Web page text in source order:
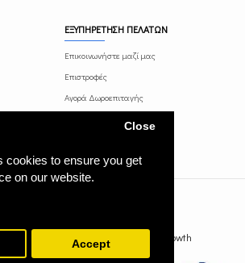
cookies to ensure you get
on our website.
Close
Accept
ΕΞΥΠΗΡΕΤΗΣΗ ΠΕΛΑΤΩΝ
Επικοινωνήστε μαζί μας
Επιστροφές
Αγορά Δωροεπιταγής
2021 Κατασκευή ιστοσελίδας WebGrowth